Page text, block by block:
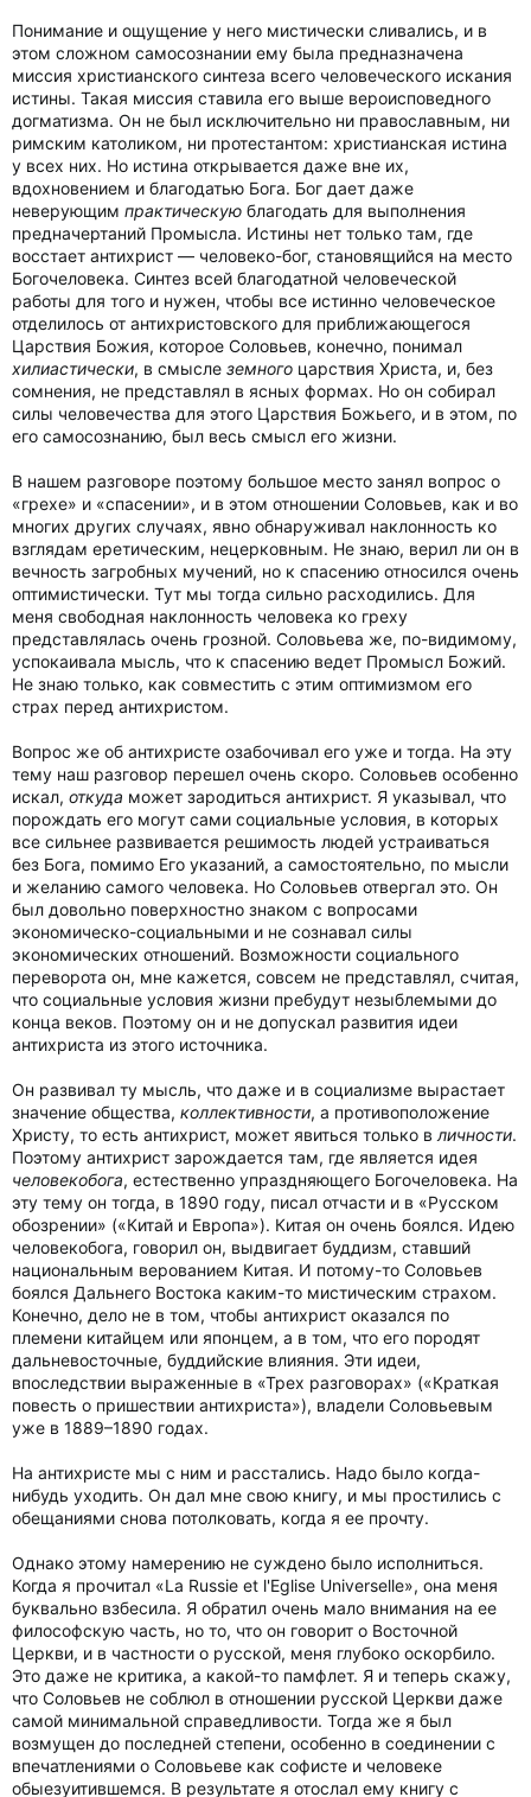
Понимание и ощущение у него мистически сливались, и в
этом сложном самосознании ему была предназначена
миссия христианского синтеза всего человеческого искания
истины. Такая миссия ставила его выше вероисповедного
догматизма. Он не был исключительно ни православным, ни
римским католиком, ни протестантом: христианская истина
у всех них. Но истина открывается даже вне их,
вдохновением и благодатью Бога. Бог дает даже
неверующим практическую благодать для выполнения
предначертаний Промысла. Истины нет только там, где
восстает антихрист — человеко-бог, становящийся на место
Богочеловека. Синтез всей благодатной человеческой
работы для того и нужен, чтобы все истинно человеческое
отделилось от антихристовского для приближающегося
Царствия Божия, которое Соловьев, конечно, понимал
хилиастически, в смысле земного царствия Христа, и, без
сомнения, не представлял в ясных формах. Но он собирал
силы человечества для этого Царствия Божьего, и в этом, по
его самосознанию, был весь смысл его жизни.
В нашем разговоре поэтому большое место занял вопрос о
«грехе» и «спасении», и в этом отношении Соловьев, как и во
многих других случаях, явно обнаруживал наклонность ко
взглядам еретическим, нецерковным. Не знаю, верил ли он в
вечность загробных мучений, но к спасению относился очень
оптимистически. Тут мы тогда сильно расходились. Для
меня свободная наклонность человека ко греху
представлялась очень грозной. Соловьева же, по-видимому,
успокаивала мысль, что к спасению ведет Промысл Божий.
Не знаю только, как совместить с этим оптимизмом его
страх перед антихристом.
Вопрос же об антихристе озабочивал его уже и тогда. На эту
тему наш разговор перешел очень скоро. Соловьев особенно
искал, откуда может зародиться антихрист. Я указывал, что
порождать его могут сами социальные условия, в которых
все сильнее развивается решимость людей устраиваться
без Бога, помимо Его указаний, а самостоятельно, по мысли
и желанию самого человека. Но Соловьев отвергал это. Он
был довольно поверхностно знаком с вопросами
экономическо-социальными и не сознавал силы
экономических отношений. Возможности социального
переворота он, мне кажется, совсем не представлял, считая,
что социальные условия жизни пребудут незыблемыми до
конца веков. Поэтому он и не допускал развития идеи
антихриста из этого источника.
Он развивал ту мысль, что даже и в социализме вырастает
значение общества, коллективности, а противоположение
Христу, то есть антихрист, может явиться только в личности.
Поэтому антихрист зарождается там, где является идея
человекобога, естественно упраздняющего Богочеловека. На
эту тему он тогда, в 1890 году, писал отчасти и в «Русском
обозрении» («Китай и Европа»). Китая он очень боялся. Идею
человекобога, говорил он, выдвигает буддизм, ставший
национальным верованием Китая. И потому-то Соловьев
боялся Дальнего Востока каким-то мистическим страхом.
Конечно, дело не в том, чтобы антихрист оказался по
племени китайцем или японцем, а в том, что его породят
дальневосточные, буддийские влияния. Эти идеи,
впоследствии выраженные в «Трех разговорах» («Краткая
повесть о пришествии антихриста»), владели Соловьевым
уже в 1889–1890 годах.
На антихристе мы с ним и расстались. Надо было когда-
нибудь уходить. Он дал мне свою книгу, и мы простились с
обещаниями снова потолковать, когда я ее прочту.
Однако этому намерению не суждено было исполниться.
Когда я прочитал «La Russie et l'Eglise Universelle», она меня
буквально взбесила. Я обратил очень мало внимания на ее
философскую часть, но то, что он говорит о Восточной
Церкви, и в частности о русской, меня глубоко оскорбило.
Это даже не критика, а какой-то памфлет. Я и теперь скажу,
что Соловьев не соблюл в отношении русской Церкви даже
самой минимальной справедливости. Тогда же я был
возмущен до последней степени, особенно в соединении с
впечатлениями о Соловьеве как софисте и человеке
обыезуитившемся. В результате я отослал ему книгу с